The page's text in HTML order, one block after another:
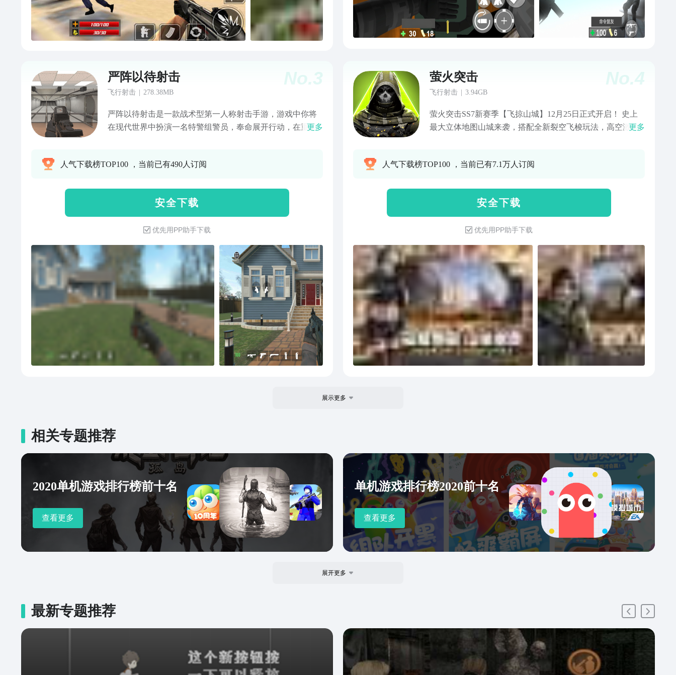
敏度可变。9，现实的作战经验，丰富的战斗行动和战斗声。
10，排行榜，您可以与全球玩家分享更多的乐趣。
No.3
严阵以待射击
飞行射击 278.38MB
严阵以待射击是一款战术型第一人称射击手游，游戏中你将
在现代世界中扮演一名特警组警员，奉命展开行动，在重重
然你自己也是这样。如果想获得更高的评分，在看到持枪匪
上队友制服歹徒，这也让玩家们真切感受到特警职业的危险
系数。另外，严阵以待手机版现代
更多
人气下载榜TOP100 ，当前已有490人订阅
安 全 下 载
优先用PP助手下载
No.4
萤火突击
飞行射击 3.94GB
萤火突击SS7新赛季【飞掠山城】12月25日正式开启！ 史上
最大立体地图山城来袭，搭配全新裂空飞梭玩法，高空激战
诡录」配合盗墓笔记联动上线，分金定穴斩妖除魔，揭开山
更多
人气下载榜TOP100 ，当前已有7.1万人订阅
安 全 下 载
优先用PP助手下载
展示更多
相关专题推荐
2020单机游戏排行榜前十名
查看更多
单机游戏排行榜2020前十名
查看更多
展开更多
最新专题推荐